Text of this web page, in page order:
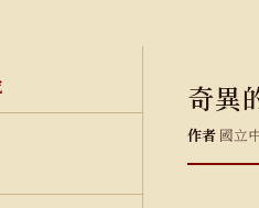
奇異
作者 國立